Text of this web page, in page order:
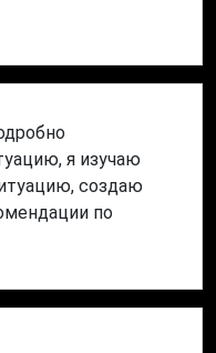
я изучаю
создаю
по